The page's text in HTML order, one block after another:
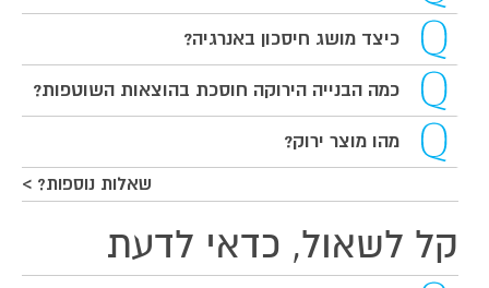
כיצד מושג חיסכון באנרגיה?
כמה הבנייה הירוקה חוסכת בהוצאות השוטפות?
מהו מוצר ירוק?
שאלות נוספות? >
קל לשאול, כדאי לדעת